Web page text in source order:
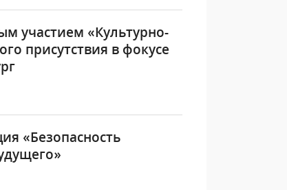
участием «Культурно-
присутствия в фокусе
«Безопасность